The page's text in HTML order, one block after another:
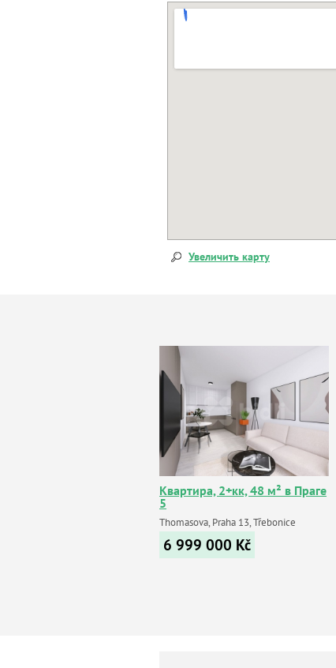
Увеличить карту
Квартира, 2+кк, 48 м² в Праге
5
Thomasova, Praha 13, Třebonice
6 999 000 Kč